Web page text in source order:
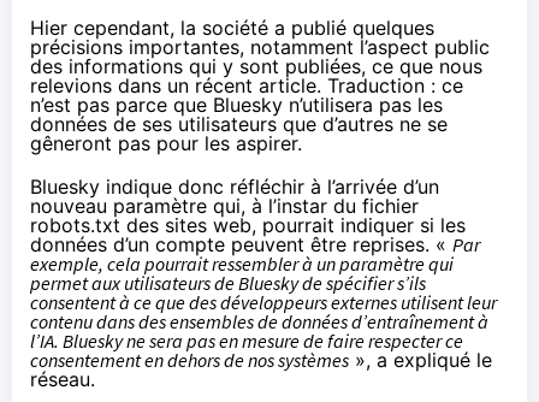
Hier cependant, la société a publié quelques
précisions importantes, notamment l’aspect public
des informations qui y sont publiées, ce que nous
relevions dans un récent article. Traduction : ce
n’est pas parce que Bluesky n’utilisera pas les
données de ses utilisateurs que d’autres ne se
gêneront pas pour les aspirer.
Bluesky indique donc réfléchir à l’arrivée d’un
nouveau paramètre qui, à l’instar du fichier
robots.txt des sites web, pourrait indiquer si les
données d’un compte peuvent être reprises. « Par
exemple, cela pourrait ressembler à un paramètre qui
permet aux utilisateurs de Bluesky de spécifier s’ils
consentent à ce que des développeurs externes utilisent leur
contenu dans des ensembles de données d’entraînement à
l’IA. Bluesky ne sera pas en mesure de faire respecter ce
consentement en dehors de nos systèmes », a expliqué le
réseau.